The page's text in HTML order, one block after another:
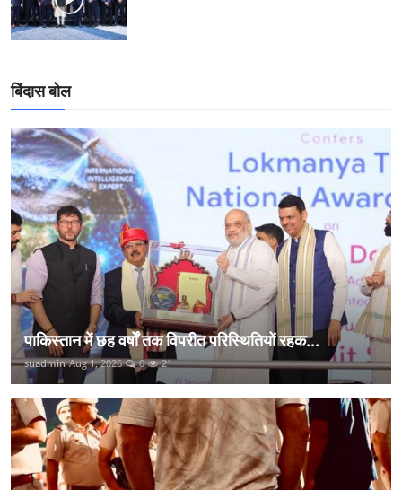
बिंदास बोल
पाकिस्तान में छह वर्षों तक विपरीत परिस्थितियों रहक...
suadmin Aug 1, 2026 0 21